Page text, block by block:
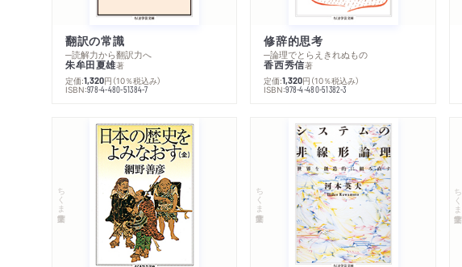
翻訳の常識
─読解力から翻訳力へ
朱牟田夏雄著
定価:1,320円 （10％税込み）
ISBN:978-4-480-51384-7
修辞的思考
─論理でとらえきれぬもの
香西秀信著
定価:1,320円 （10％税込み）
ISBN:978-4-480-51382-3
ちくま学芸文庫 ちくま学芸文庫 ちくま学芸文庫